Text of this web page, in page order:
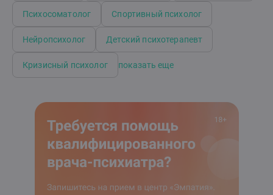
Психосоматолог Спортивный психолог
Нейропсихолог Детский психотерапевт
Кризисный психолог показать еще